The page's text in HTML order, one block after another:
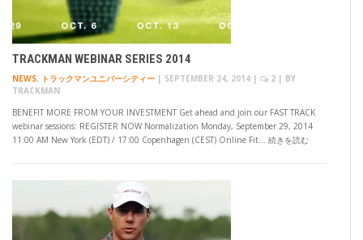
TRACKMAN WEBINAR SERIES 2014
NEWS, トラックマンユニバーシティー | SEPTEMBER 24, 2014 | 2 | BY
TRACKMAN
BENEFIT MORE FROM YOUR INVESTMENT Get ahead and join our FAST TRACK
webinar sessions: REGISTER NOW Normalization Monday, September 29, 2014
11:00 AM New York (EDT) / 17:00 Copenhagen (CEST) Online Fit… 続きを読む